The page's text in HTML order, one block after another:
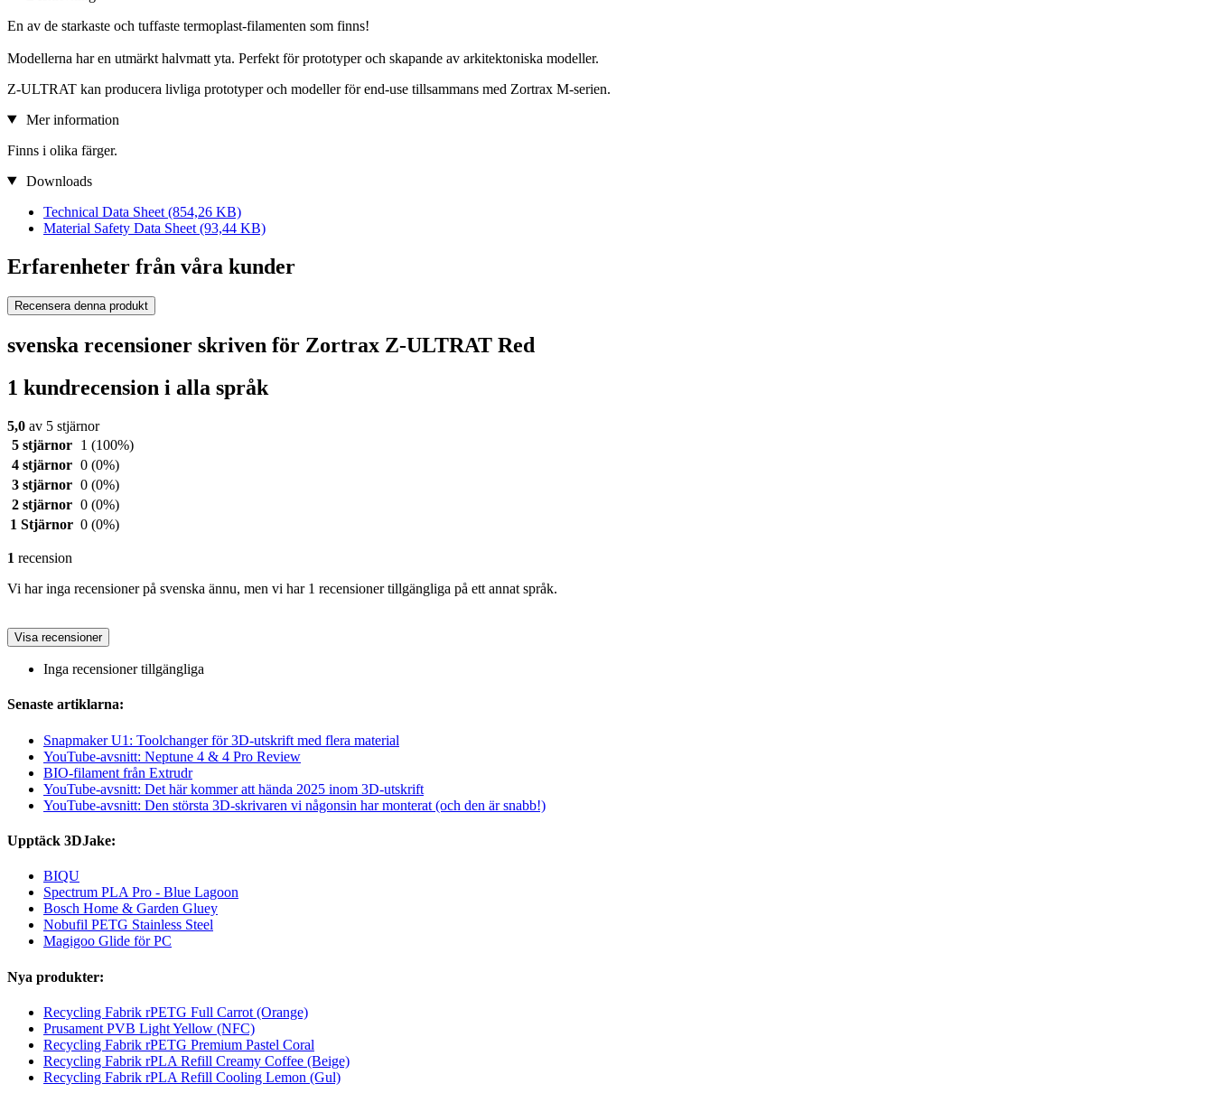
En av de starkaste och tuffaste termoplast-filamenten som finns!
Modellerna har en utmärkt halvmatt yta. Perfekt för prototyper och skapande av arkitektoniska modeller.
Z-ULTRAT kan producera livliga prototyper och modeller för end-use tillsammans med Zortrax M-serien.
Mer information
Finns i olika färger.
Downloads
Technical Data Sheet (854,26 KB)
Material Safety Data Sheet (93,44 KB)
Erfarenheter från våra kunder
Recensera denna produkt
svenska recensioner skriven för Zortrax Z-ULTRAT Red
1 kundrecension i alla språk
5,0 av 5 stjärnor
5 stjärnor
1 (100%)
4 stjärnor 0 (0%)
3 stjärnor 0 (0%)
2 stjärnor 0 (0%)
1 Stjärnor 0 (0%)
1 recension
Vi har inga recensioner på svenska ännu, men vi har 1 recensioner tillgängliga på ett annat språk.
Visa recensioner
Inga recensioner tillgängliga
Senaste artiklarna:
Snapmaker U1: Toolchanger för 3D-utskrift med flera material
YouTube-avsnitt: Neptune 4 & 4 Pro Review
BIO-filament från Extrudr
YouTube-avsnitt: Det här kommer att hända 2025 inom 3D-utskrift
YouTube-avsnitt: Den största 3D-skrivaren vi någonsin har monterat (och den är snabb!)
Upptäck 3DJake:
BIQU
Spectrum PLA Pro - Blue Lagoon
Bosch Home & Garden Gluey
Nobufil PETG Stainless Steel
Magigoo Glide för PC
Nya produkter:
Recycling Fabrik rPETG Full Carrot (Orange)
Prusament PVB Light Yellow (NFC)
Recycling Fabrik rPETG Premium Pastel Coral
Recycling Fabrik rPLA Refill Creamy Coffee (Beige)
Recycling Fabrik rPLA Refill Cooling Lemon (Gul)